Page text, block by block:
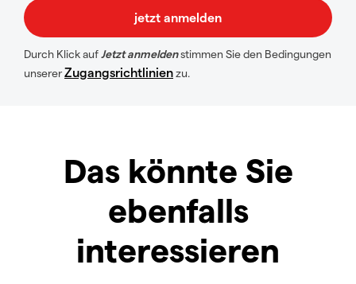
Durch Klick aufJetzt anmeldenstimmen Sie den Bedingungen
unsererZugangsrichtlinienzu.
Das könnte Sie
ebenfalls
interessieren